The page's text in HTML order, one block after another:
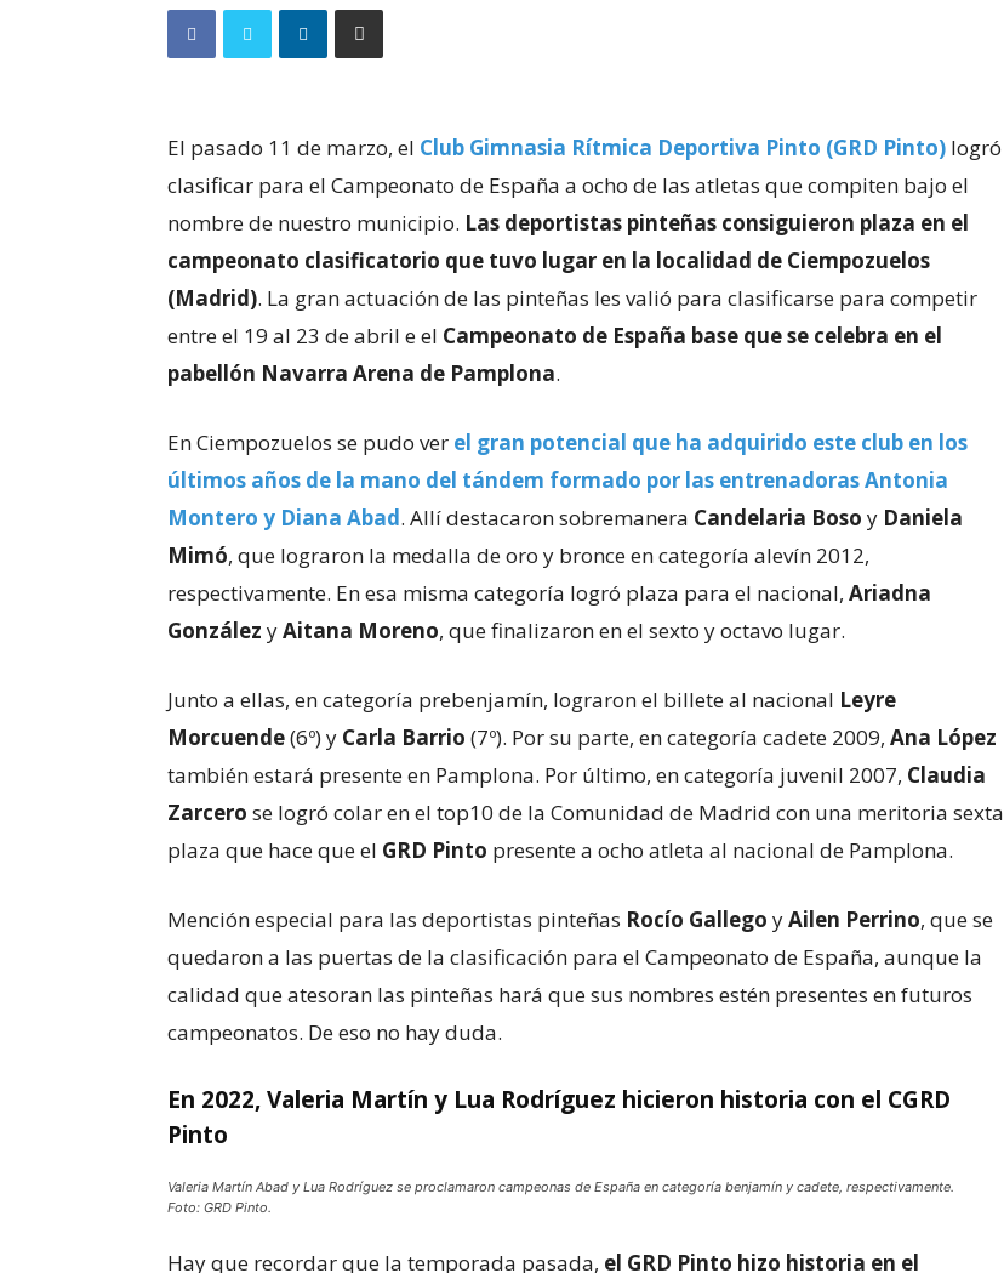
El pasado 11 de marzo, el Club Gimnasia Rítmica Deportiva Pinto (GRD Pinto) logró
clasificar para el Campeonato de España a ocho de las atletas que compiten bajo el
nombre de nuestro municipio. Las deportistas pinteñas consiguieron plaza en el
campeonato clasificatorio que tuvo lugar en la localidad de Ciempozuelos
(Madrid). La gran actuación de las pinteñas les valió para clasificarse para competir
entre el 19 al 23 de abril e el Campeonato de España base que se celebra en el
pabellón Navarra Arena de Pamplona.
En Ciempozuelos se pudo ver el gran potencial que ha adquirido este club en los
últimos años de la mano del tándem formado por las entrenadoras Antonia
Montero y Diana Abad. Allí destacaron sobremanera Candelaria Boso y Daniela
Mimó, que lograron la medalla de oro y bronce en categoría alevín 2012,
respectivamente. En esa misma categoría logró plaza para el nacional, Ariadna
González yAitana Moreno, que finalizaron en el sexto y octavo lugar.
Junto a ellas, en categoría prebenjamín, lograron el billete al nacional Leyre
Morcuende(6º) y Carla Barrio (7º). Por su parte, en categoría cadete 2009, Ana López
también estará presente en Pamplona. Por último, en categoría juvenil 2007, Claudia
Zarcero se logró colar en el top10 de la Comunidad de Madrid con una meritoria sexta
plaza que hace que el GRD Pinto presente a ocho atleta al nacional de Pamplona.
Mención especial para las deportistas pinteñas Rocío Gallego yAilen Perrino, que se
quedaron a las puertas de la clasificación para el Campeonato de España, aunque la
calidad que atesoran las pinteñas hará que sus nombres estén presentes en futuros
campeonatos. De eso no hay duda.
En 2022, Valeria Martín y Lua Rodríguez hicieron historia con el CGRD
Pinto
Valeria Martín Abad y Lua Rodríguez se proclamaron campeonas de España en categoría benjamín y cadete, respectivamente.
Foto: GRD Pinto.
Hay que recordar que la temporada pasada, el GRD Pinto hizo historia en el